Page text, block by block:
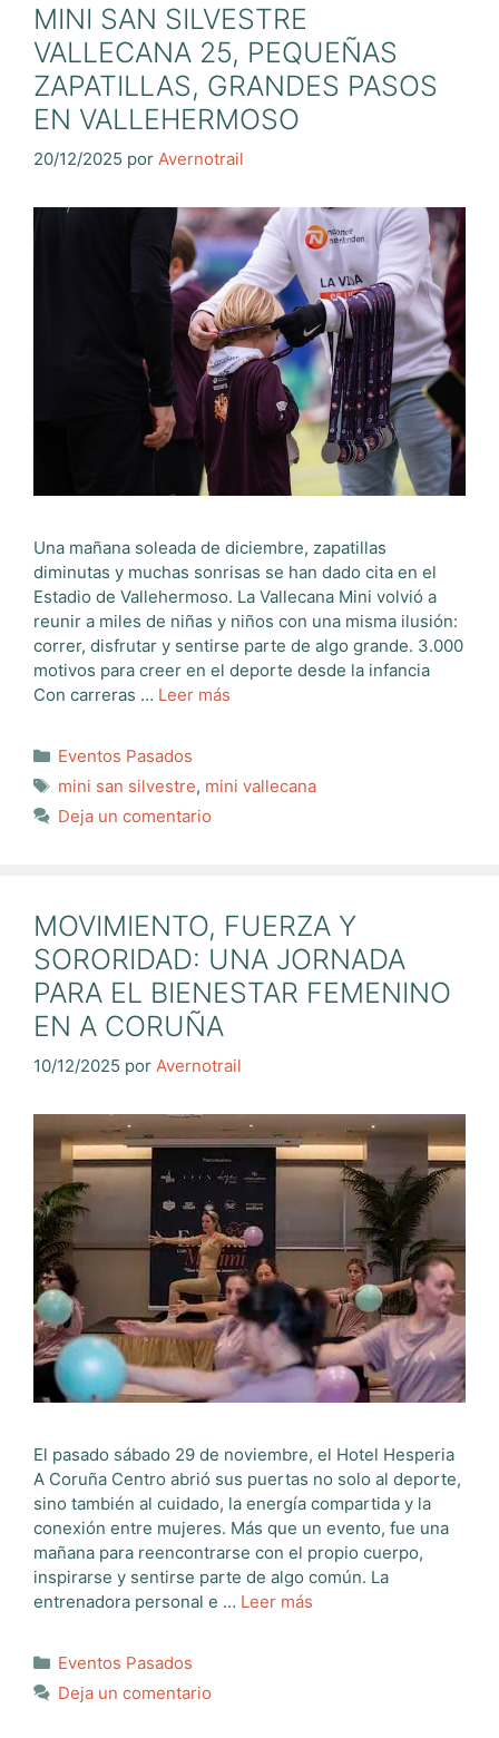
MINI SAN SILVESTRE
VALLECANA 25, PEQUEÑAS
ZAPATILLAS, GRANDES PASOS
EN VALLEHERMOSO
20/12/2025 por Avernotrail
Una mañana soleada de diciembre, zapatillas
diminutas y muchas sonrisas se han dado cita en el
Estadio de Vallehermoso. La Vallecana Mini volvió a
reunir a miles de niñas y niños con una misma ilusión:
correr, disfrutar y sentirse parte de algo grande. 3.000
motivos para creer en el deporte desde la infancia
Con carreras … Leer más
Categorías
Eventos Pasados
Etiquetas
mini san silvestre, mini vallecana
Deja un comentario
MOVIMIENTO, FUERZA Y
SORORIDAD: UNA JORNADA
PARA EL BIENESTAR FEMENINO
EN A CORUÑA
10/12/2025 por Avernotrail
El pasado sábado 29 de noviembre, el Hotel Hesperia
A Coruña Centro abrió sus puertas no solo al deporte,
sino también al cuidado, la energía compartida y la
conexión entre mujeres. Más que un evento, fue una
mañana para reencontrarse con el propio cuerpo,
inspirarse y sentirse parte de algo común. La
entrenadora personal e … Leer más
Categorías
Eventos Pasados
Deja un comentario